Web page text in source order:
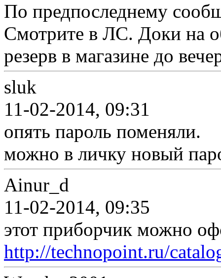
По предпоследнему
Смотрите в ЛС. Доки на
резерв в магазине до
sluk
11-02-2014, 09:31
опять пароль поменяли.
можно в личку новый
Ainur_d
11-02-2014, 09:35
этот приборчик можно
http://technopoint.ru/